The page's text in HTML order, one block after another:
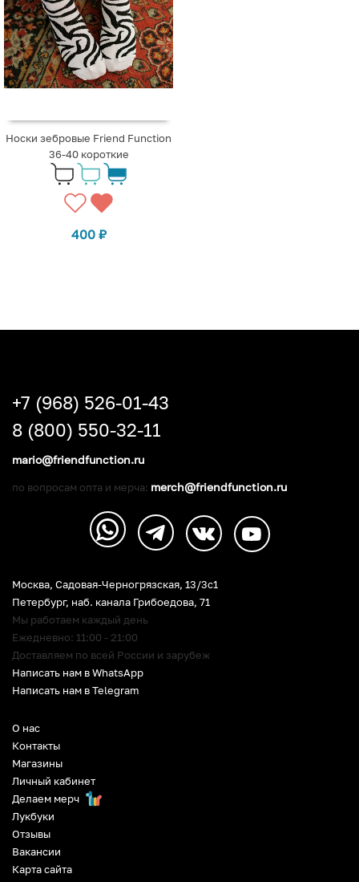
Носки зебровые Friend Function
36-40 короткие
400 ₽
О нас
Контакты
Магазины
Личный кабинет
Делаем мерч
Лукбуки
Отзывы
Вакансии
Карта сайта
Москва, Садовая-Черногрязская, 13/3c1
Петербург, наб. канала Грибоедова, 71
Мы работаем каждый день
Ежедневно: 11:00 - 21:00
Доставляем по всей России и зарубеж
Написать нам в WhatsApp
Написать нам в Telegram
+7 (968) 526-01-43
8 (800) 550-32-11
mario@friendfunction.ru
по вопросам опта и мерча: merch@friendfunction.ru